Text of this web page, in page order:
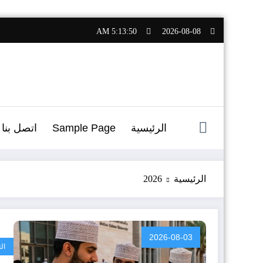
2026-08-08
5:13:51 AM
الرئيسية Sample Page اتصل بنا
الرئيسية 2026
2026-08-03